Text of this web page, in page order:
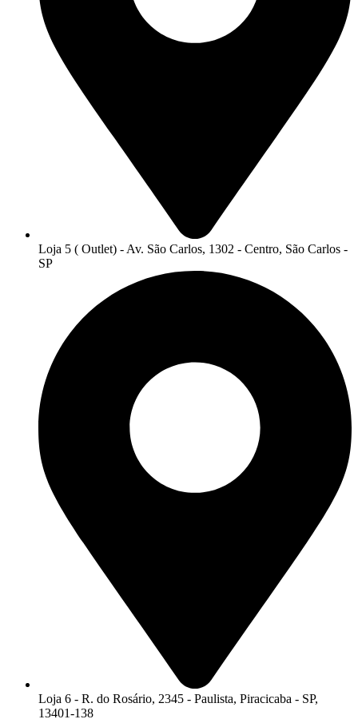
Loja 5 ( Outlet) - Av. São Carlos, 1302 - Centro, São Carlos -
SP
Loja 6 - R. do Rosário, 2345 - Paulista, Piracicaba - SP,
13401-138